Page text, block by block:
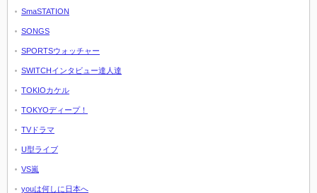
SmaSTATION
SONGS
SPORTSウォッチャー
SWITCHインタビュー達人達
TOKIOカケル
TOKYOディープ！
TVドラマ
U型ライブ
VS嵐
youは何しに日本へ